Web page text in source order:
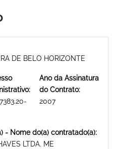
DE BELO HORIZONTE
Ano da Assinatura
do Contrato:
2007
- Nome do(a) contratado(a):
LTDA. ME